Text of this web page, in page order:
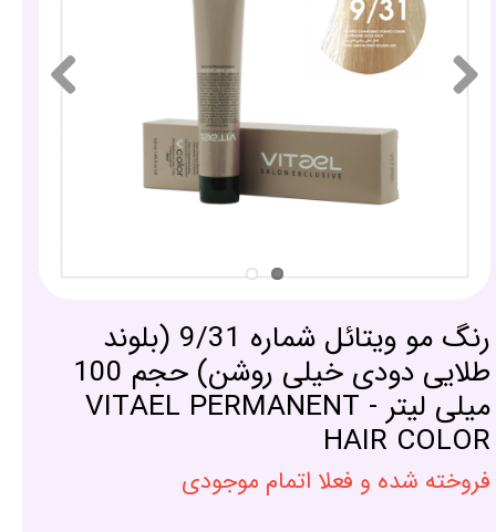
رنگ مو ویتائل شماره 9/31 (بلوند
طلایی دودی خیلی روشن) حجم 100
میلی لیتر - VITAEL PERMANENT
HAIR COLOR
فروخته شده و فعلا اتمام موجودی